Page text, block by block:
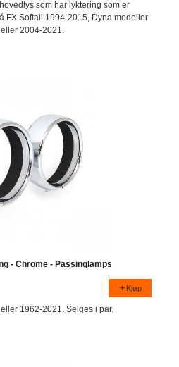
som har lyktering som er
FX Softail 1994-2015, Dyna modeller
2004-2021.
- Chrome - Passinglamps
Kjøp
1962-2021. Selges i par.